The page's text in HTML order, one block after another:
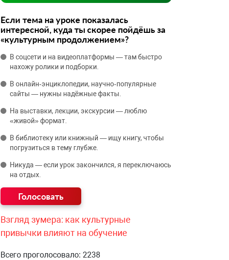
Если тема на уроке показалась
интересной, куда ты скорее пойдёшь за
«культурным продолжением»?
В соцсети и на видеоплатформы — там быстро
нахожу ролики и подборки.
В онлайн‑энциклопедии, научно‑популярные
сайты — нужны надёжные факты.
На выставки, лекции, экскурсии — люблю
«живой» формат.
В библиотеку или книжный — ищу книгу, чтобы
погрузиться в тему глубже.
Никуда — если урок закончился, я переключаюсь
на отдых.
Взгляд зумера: как культурные
привычки влияют на обучение
Всего проголосовало: 2238